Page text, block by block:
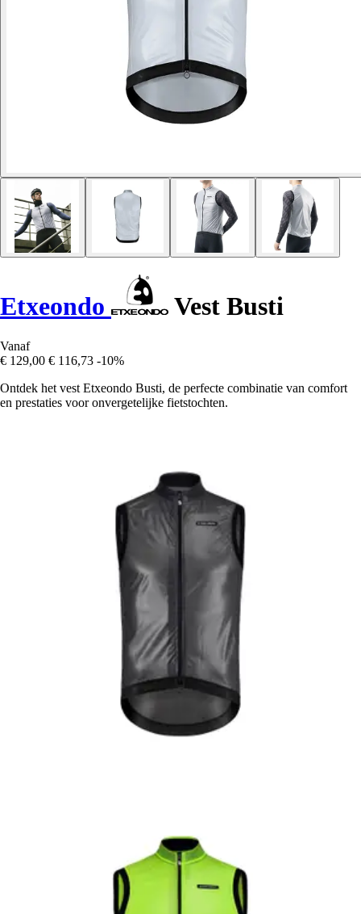
Etxeondo Vest Busti
Vanaf
€ 129,00 € 116,73 -10%
Ontdek het vest Etxeondo Busti, de perfecte combinatie van comfort
en prestaties voor onvergetelijke fietstochten.